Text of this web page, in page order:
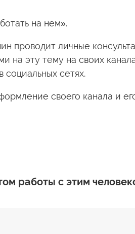
на нем».
проводит личные
на эту тему на своих
сетях.
своего канала и
работы с этим